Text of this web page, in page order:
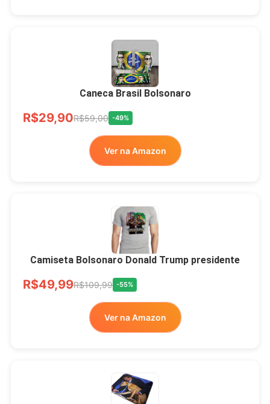
Xícara Bolsonaro
Brasão Deus Acima De
Todos
R$33,00
Ver no MERCADO
LIVRE
Caneca Brasil Bolsonaro
R$29,90R$59,00 -49%
Ver na Amazon
Camiseta Bolsonaro Donald Trump presidente
R$49,99R$109,99 -55%
Ver na Amazon